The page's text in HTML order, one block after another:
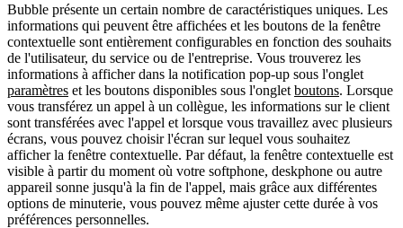
Bubble présente un certain nombre de caractéristiques uniques. Les
informations qui peuvent être affichées et les boutons de la fenêtre
contextuelle sont entièrement configurables en fonction des souhaits
de l'utilisateur, du service ou de l'entreprise. Vous trouverez les
informations à afficher dans la notification pop-up sous l'onglet
paramètres et les boutons disponibles sous l'onglet boutons. Lorsque
vous transférez un appel à un collègue, les informations sur le client
sont transférées avec l'appel et lorsque vous travaillez avec plusieurs
écrans, vous pouvez choisir l'écran sur lequel vous souhaitez
afficher la fenêtre contextuelle. Par défaut, la fenêtre contextuelle est
visible à partir du moment où votre softphone, deskphone ou autre
appareil sonne jusqu'à la fin de l'appel, mais grâce aux différentes
options de minuterie, vous pouvez même ajuster cette durée à vos
préférences personnelles.